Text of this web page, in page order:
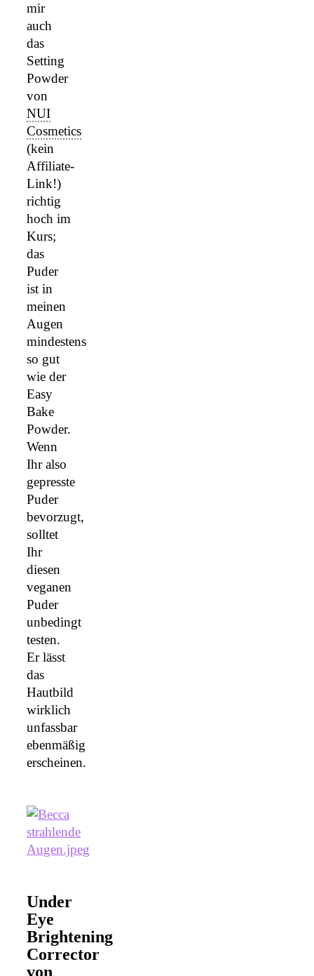
mir
auch
das
Setting
Powder
von
NUI
Cosmetics
(kein
Affiliate-
Link!)
richtig
hoch im
Kurs;
das
Puder
ist in
meinen
Augen
mindestens
so gut
wie der
Easy
Bake
Powder.
Wenn
Ihr also
gepresste
Puder
bevorzugt,
solltet
Ihr
diesen
veganen
Puder
unbedingt
testen.
Er lässt
das
Hautbild
wirklich
unfassbar
ebenmäßig
erscheinen.
Under
Eye
Brightening
Corrector
von